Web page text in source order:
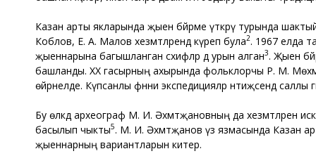
Казан арты якларында җыен бәйрәме үткәрү турында
Коблов, Е. А. Малов хезмәтләрендә күреп була2. 1967 елда
җыеннарына багышланган сәхифәләр дә урын алган3. Җыен
башланды. ХХ гасырның ахырында фольклорчы Р. М.
өйрәнелде. Күпсанлы фәнни экспедицияләр нәтиҗәсендә
Бу өлкәдә археограф М. И. Әхмәтҗановның да хезмәтләрен
басылып чыкты5. М. И. Әхмәтҗанов үз язмасында Казан
җыеннарның вариантларын китерә.